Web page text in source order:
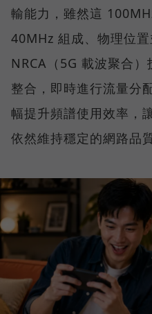
輸能力，雖然這
40MHz 組成、物理位
NRCA（5G 載波聚合
整合，即時進行流量分
幅提升頻譜使用效率，
依然維持穩定的網路品質